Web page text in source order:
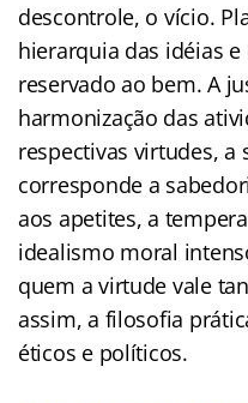
descontrole, o vício.
hierarquia das idéias
reservado ao bem. A
harmonização das
respectivas virtudes, a
corresponde a
aos apetites, a
idealismo moral
quem a virtude vale
assim, a filosofia
éticos e políticos.